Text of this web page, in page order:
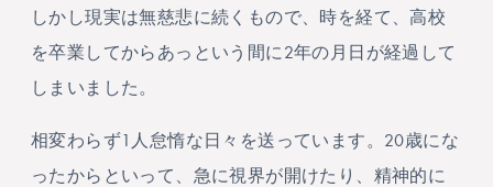
しかし現実は無慈悲に続くもので、時を経て、高校
を卒業してからあっという間に2年の月日が経過して
しまいました。
相変わらず1人怠惰な日々を送っています。20歳にな
ったからといって、急に視界が開けたり、精神的に